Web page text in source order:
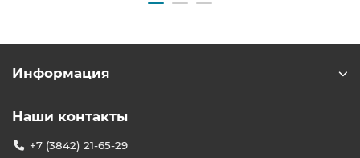
Информация
Наши контакты
+7 (3842) 21-65-29